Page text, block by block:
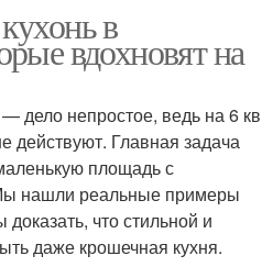
в
вдохновят на
дело непростое, ведь на 6 кв
действуют. Главная задача
площадь с
нашли реальные примеры
что стильной и
даже крошечная кухня.